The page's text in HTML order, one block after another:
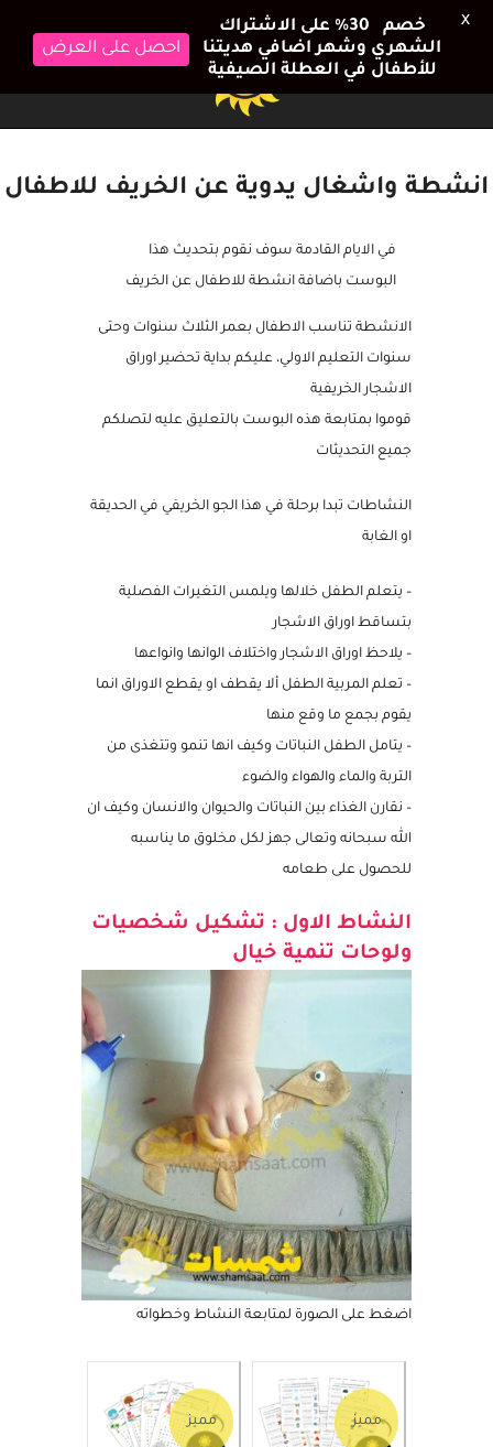
في الايام القادمة سوف نقوم بتحديث هذا
البوست باضافة انشطة للاطفال عن الخريف
الانشطة تناسب الاطفال بعمر الثلاث سنوات وحتى
سنوات التعليم الاولي، عليكم بداية تحضير اوراق
الاشجار الخريفية
قوموا بمتابعة هذه البوست بالتعليق عليه لتصلكم
النشاطات تبدا برحلة في هذا الجو الخريفي في الحديقة
– يتعلم الطفل خلالها ويلمس التغيرات الفصلية
بتساقط اوراق الاشجار
– يلاحظ اوراق الاشجار واختلاف الوانها وانواعها
– تعلم المربية الطفل ألا يقطف او يقطع الاوراق انما
يقوم بجمع ما وقع منها
– يتامل الطفل النباتات وكيف انها تنمو وتتغذى من
التربة والماء والهواء والضوء
– نقارن الغذاء بين النباتات والحيوان والانسان وكيف ان
الله سبحانه وتعالى جهز لكل مخلوق ما يناسبه
للحصول على طعامه
النشاط الاول :تشكيل شخصيات
ولوحات تنمية خيال
خصم 30٪ على الاشتراك
الشهري وشهر اضافي هديتنا
للأطفال في العطلة الصيفية
احصل على العرض
X